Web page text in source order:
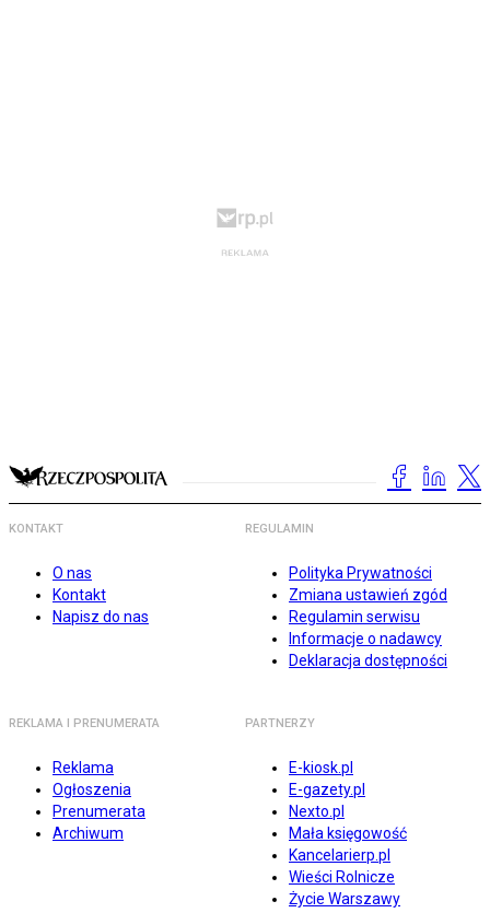
KONTAKT
O nas
Kontakt
Napisz do nas
REGULAMIN
Polityka Prywatności
Zmiana ustawień zgód
Regulamin serwisu
Informacje o nadawcy
Deklaracja dostępności
REKLAMA I PRENUMERATA
Reklama
Ogłoszenia
Prenumerata
Archiwum
PARTNERZY
E-kiosk.pl
E-gazety.pl
Nexto.pl
Mała księgowość
Kancelarierp.pl
Wieści Rolnicze
Życie Warszawy